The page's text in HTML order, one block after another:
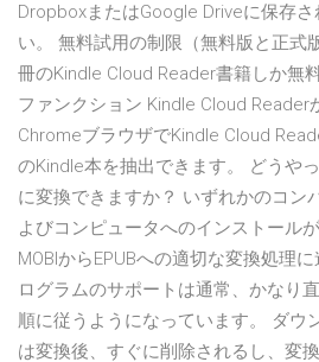
DropboxまたはGoogle Driveに保存
い。 無料試用の制限（無料版と正式
冊のKindle Cloud Reader書籍しか無
ファンクション Kindle Cloud Reader
ChromeブラウザでKindle Cloud
のKindle本を抽出できます。 どうや
に変換できますか？ いずれかのコン
よびコンピュータへのインストール
MOBIからEPUBへの適切な変換処理
ログラムのサポートは通常、かなり
順に従うようになっています。 ダウ
は変換後、すぐに削除されるし、変